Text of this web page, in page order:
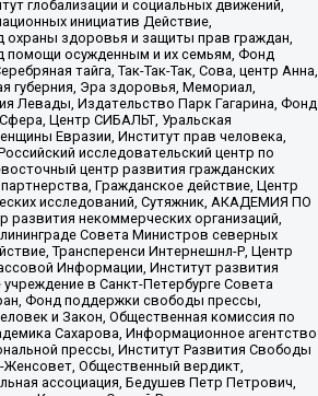
глобализации и социальных движений,
инициатив Действие,
охраны здоровья и защиты прав граждан,
помощи осужденным и их семьям, Фонд
тайга, Так-Так-Так, Сова, центр Анна,
губерния, Эра здоровья, Мемориал,
Левады, Издательство Парк Гагарина, Фонд
Центр СИБАЛЬТ, Уральская
Евразии, Институт прав человека,
исследовательский центр по
центр развития гражданских
Гражданское действие, Центр
исследований, Сутяжник, АКАДЕМИЯ ПО
некоммерческих организаций,
Совета Министров северных
Трансперенси Интернешнл-Р, Центр
Информации, Институт развития
в Санкт-Петербурге Совета
Фонд поддержки свободы прессы,
и Закон, Общественная комиссия по
Сахарова, Информационное агентство
прессы, Институт Развития Свободы
Общественный вердикт,
ассоциация, Бедушев Петр Петрович,